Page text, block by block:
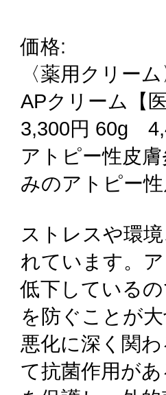
価格:
〈薬用クリーム
APクリーム【
3,300円 60g
アトピー性皮
みのアトピー
ストレスや環
れています。
低下している
を防ぐことが
悪化に深く関
て抗菌作用が